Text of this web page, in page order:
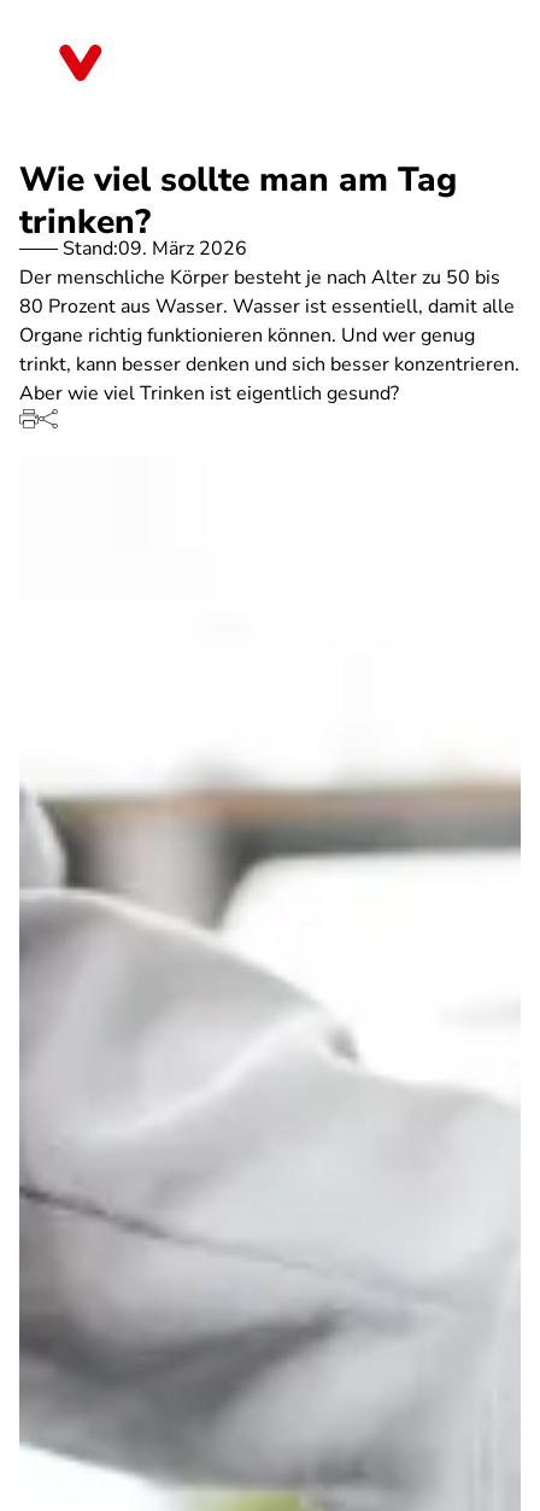
Wie viel sollte man am Tag
trinken?
Stand:09. März 2026
Der menschliche Körper besteht je nach Alter zu 50 bis
80 Prozent aus Wasser. Wasser ist essentiell, damit alle
Organe richtig funktionieren können. Und wer genug
trinkt, kann besser denken und sich besser konzentrieren.
Aber wie viel Trinken ist eigentlich gesund?